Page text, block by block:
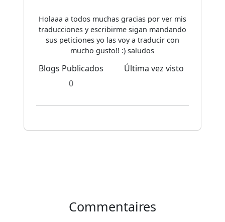
Holaaa a todos muchas gracias por ver mis
traducciones y escribirme sigan mandando
sus peticiones yo las voy a traducir con
mucho gusto!! :) saludos
Blogs Publicados
0
Última vez visto
Commentaires